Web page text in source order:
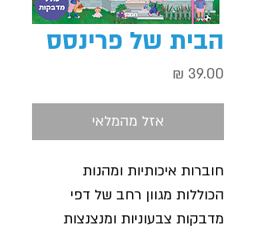
הבית של פרינסס
אזל מהמלאי
חוברות איכותיות ומהנות
הכוללות מגוון רחב של דפי
מדבקות צבעוניות ומנצנצות